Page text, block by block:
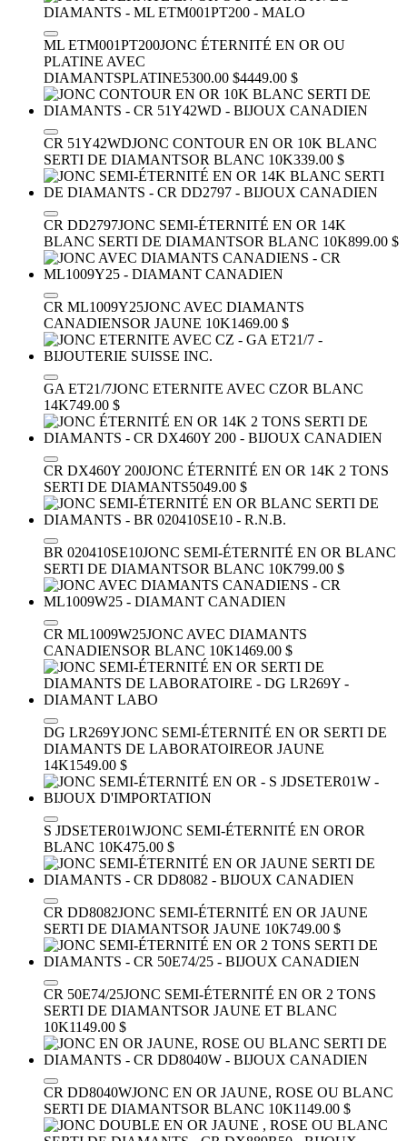
ML ETM001PT200JONC ÉTERNITÉ EN OR OU
PLATINE AVEC
DIAMANTSPLATINE5300.00 $4449.00 $
CR 51Y42WDJONC CONTOUR EN OR 10K BLANC
SERTI DE DIAMANTSOR BLANC 10K339.00 $
CR DD2797JONC SEMI-ÉTERNITÉ EN OR 14K
BLANC SERTI DE DIAMANTSOR BLANC 10K899.00 $
CR ML1009Y25JONC AVEC DIAMANTS
CANADIENSOR JAUNE 10K1469.00 $
GA ET21/7JONC ETERNITE AVEC CZOR BLANC
14K749.00 $
CR DX460Y 200JONC ÉTERNITÉ EN OR 14K 2 TONS
SERTI DE DIAMANTS5049.00 $
BR 020410SE10JONC SEMI-ÉTERNITÉ EN OR BLANC
SERTI DE DIAMANTSOR BLANC 10K799.00 $
CR ML1009W25JONC AVEC DIAMANTS
CANADIENSOR BLANC 10K1469.00 $
DG LR269YJONC SEMI-ÉTERNITÉ EN OR SERTI DE
DIAMANTS DE LABORATOIREOR JAUNE
14K1549.00 $
S JDSETER01WJONC SEMI-ÉTERNITÉ EN OROR
BLANC 10K475.00 $
CR DD8082JONC SEMI-ÉTERNITÉ EN OR JAUNE
SERTI DE DIAMANTSOR JAUNE 10K749.00 $
CR 50E74/25JONC SEMI-ÉTERNITÉ EN OR 2 TONS
SERTI DE DIAMANTSOR JAUNE ET BLANC
10K1149.00 $
CR DD8040WJONC EN OR JAUNE, ROSE OU BLANC
SERTI DE DIAMANTSOR BLANC 10K1149.00 $